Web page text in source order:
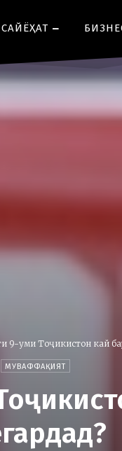
CАЙЁҲАТ
9-уми Тоҷикистон кай
МУВАФФАҚИЯТ